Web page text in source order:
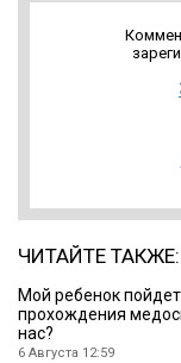
ЧИТАЙТЕ ТАКЖЕ:
Мой ребенок
прохождения
нас?
6 Августа 12:59